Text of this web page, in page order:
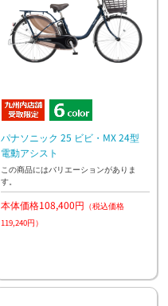
パナソニック 25 ビビ・MX 24型
電動アシスト
この商品にはバリエーションがありま
す。
本体価格108,400円 （税込価格
119,240円）